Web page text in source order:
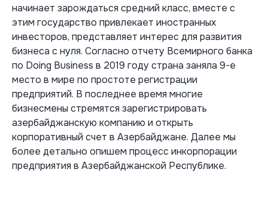
начинает зарождаться средний класс, вместе с
этим государство привлекает иностранных
инвесторов, представляет интерес для развития
бизнеса с нуля. Согласно отчету Всемирного банка
по Doing Business в 2019 году страна заняла 9-е
место в мире по простоте регистрации
предприятий. В последнее время многие
бизнесмены стремятся зарегистрировать
азербайджанскую компанию и открыть
корпоративный счет в Азербайджане. Далее мы
более детально опишем процесс инкорпорации
предприятия в Азербайджанской Республике.